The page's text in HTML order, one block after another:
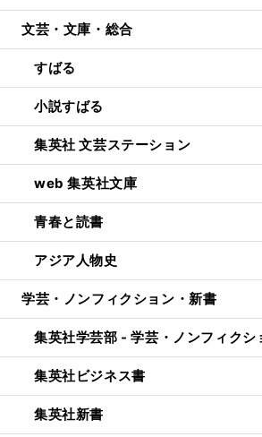
文芸・文庫・総合
すばる
小説すばる
集英社 文芸ステーション
web 集英社文庫
青春と読書
アジア人物史
学芸・ノンフィクション・新書
集英社学芸部 - 学芸・ノンフィクシ
集英社ビジネス書
集英社新書